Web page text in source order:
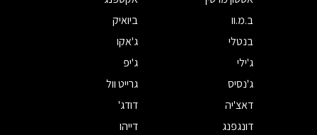
ב.מ.וו
ביואיק
בנטלי
ג'אקו
ג'ילי
ג'יפ
ג'נסיס
גרייט וול
דאצ'יה
דודג'
דונגפנג
דייהו